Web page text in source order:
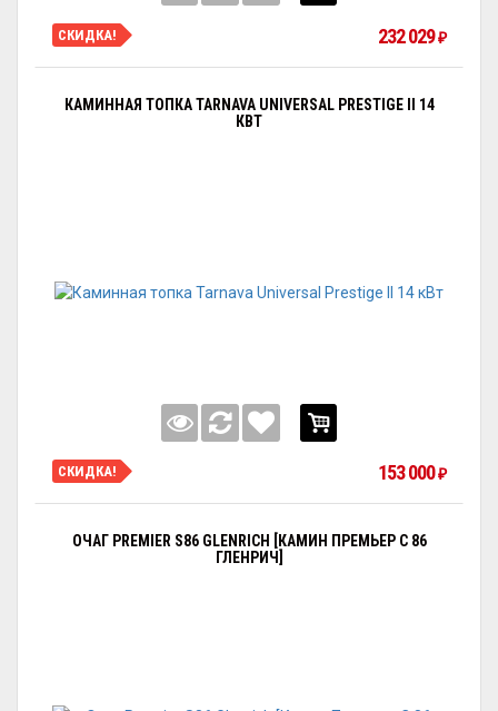
СКИДКА! 232 029₽
КАМИННАЯ ТОПКА TARNAVA UNIVERSAL PRESTIGE II 14
КВТ
СКИДКА! 153 000₽
ОЧАГ PREMIER S86 GLENRICH [КАМИН ПРЕМЬЕР С 86
ГЛЕНРИЧ]